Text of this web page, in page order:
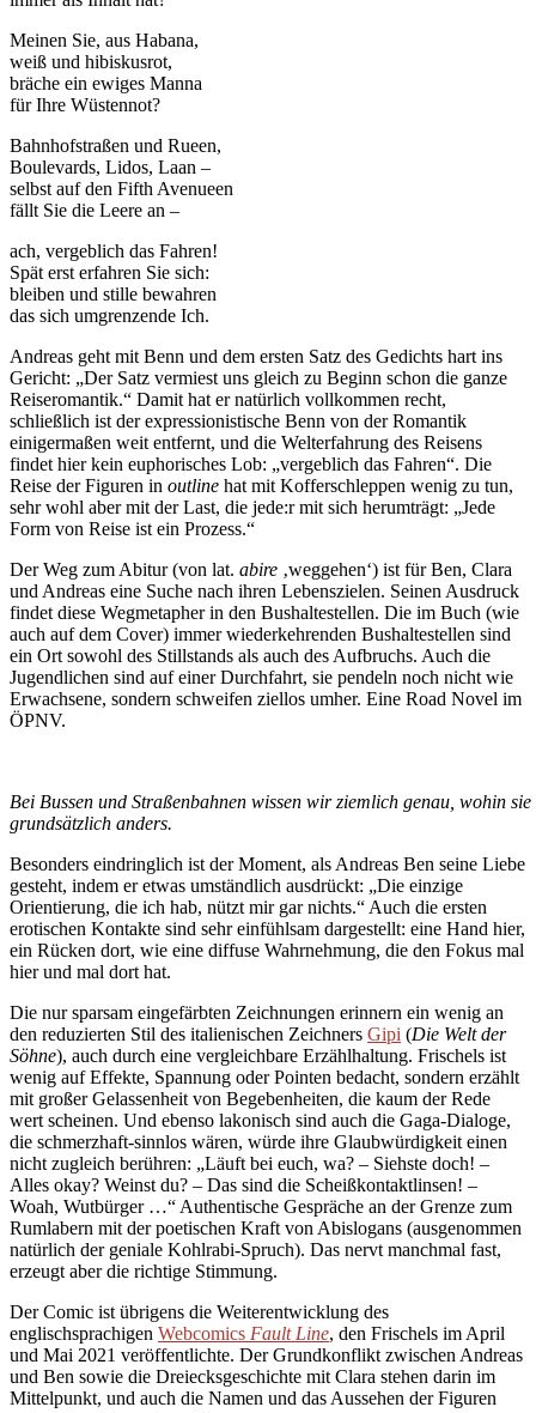
Meinen Sie, aus Habana,
weiß und hibiskusrot,
bräche ein ewiges Manna
für Ihre Wüstennot?
Bahnhofstraßen und Rueen,
Boulevards, Lidos, Laan –
selbst auf den Fifth Avenueen
fällt Sie die Leere an –
ach, vergeblich das Fahren!
Spät erst erfahren Sie sich:
bleiben und stille bewahren
das sich umgrenzende Ich.
Andreas geht mit Benn und dem ersten Satz des Gedichts hart ins
Gericht: „Der Satz vermiest uns gleich zu Beginn schon die ganze
Reiseromantik.“ Damit hat er natürlich vollkommen recht,
schließlich ist der expressionistische Benn von der Romantik
einigermaßen weit entfernt, und die Welterfahrung des Reisens
findet hier kein euphorisches Lob: „vergeblich das Fahren“. Die
Reise der Figuren in outline hat mit Kofferschleppen wenig zu tun,
sehr wohl aber mit der Last, die jede:r mit sich herumträgt: „Jede
Form von Reise ist ein Prozess.“
Der Weg zum Abitur (von lat. abire ‚weggehen‘) ist für Ben, Clara
und Andreas eine Suche nach ihren Lebenszielen. Seinen Ausdruck
findet diese Wegmetapher in den Bushaltestellen. Die im Buch (wie
auch auf dem Cover) immer wiederkehrenden Bushaltestellen sind
ein Ort sowohl des Stillstands als auch des Aufbruchs. Auch die
Jugendlichen sind auf einer Durchfahrt, sie pendeln noch nicht wie
Erwachsene, sondern schweifen ziellos umher. Eine Road Novel im
ÖPNV.
Bei Bussen und Straßenbahnen wissen wir ziemlich genau, wohin
grundsätzlich anders.
Besonders eindringlich ist der Moment, als Andreas Ben seine Liebe
gesteht, indem er etwas umständlich ausdrückt: „Die einzige
Orientierung, die ich hab, nützt mir gar nichts.“ Auch die ersten
erotischen Kontakte sind sehr einfühlsam dargestellt: eine Hand hier,
ein Rücken dort, wie eine diffuse Wahrnehmung, die den Fokus mal
hier und mal dort hat.
Die nur sparsam eingefärbten Zeichnungen erinnern ein wenig an
den reduzierten Stil des italienischen Zeichners Gipi (Die Welt der
Söhne), auch durch eine vergleichbare Erzählhaltung. Frischels ist
wenig auf Effekte, Spannung oder Pointen bedacht, sondern erzählt
mit großer Gelassenheit von Begebenheiten, die kaum der Rede
wert scheinen. Und ebenso lakonisch sind auch die Gaga-Dialoge,
die schmerzhaft-sinnlos wären, würde ihre Glaubwürdigkeit einen
nicht zugleich berühren: „Läuft bei euch, wa? – Siehste doch! –
Alles okay? Weinst du? – Das sind die Scheißkontaktlinsen! –
Woah, Wutbürger …“ Authentische Gespräche an der Grenze zum
Rumlabern mit der poetischen Kraft von Abislogans (ausgenommen
natürlich der geniale Kohlrabi-Spruch). Das nervt manchmal fast,
erzeugt aber die richtige Stimmung.
Der Comic ist übrigens die Weiterentwicklung des
englischsprachigen Webcomics Fault Line, den Frischels im April
und Mai 2021 veröffentlichte. Der Grundkonflikt zwischen Andreas
und Ben sowie die Dreiecksgeschichte mit Clara stehen darin im
Mittelpunkt, und auch die Namen und das Aussehen der Figuren